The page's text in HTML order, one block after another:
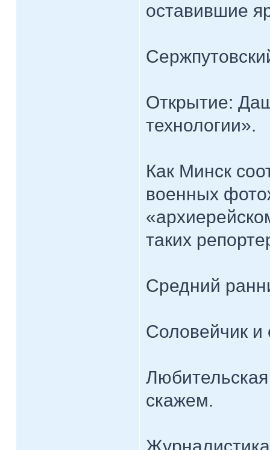
оставившие
Открытие:
технологии».
Как Минск
военных
таких
Средний
Соловейчик и
скажем.